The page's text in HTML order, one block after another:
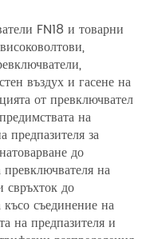
FN18 и товарни
въздух и гасене на
от превключвател
на
предпазителя за
до
на
свръхток до
съединение на
на предпазителя и